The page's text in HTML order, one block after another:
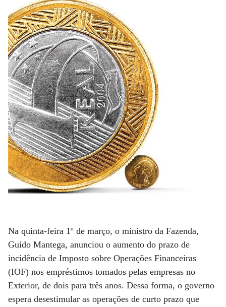
Na quinta-feira 1º de março, o ministro da Fazenda,
Guido Mantega, anunciou o aumento do prazo de
incidência de Imposto sobre Operações Financeiras
(IOF) nos empréstimos tomados pelas empresas no
Exterior, de dois para três anos. Dessa forma, o governo
espera desestimular as operações de curto prazo que